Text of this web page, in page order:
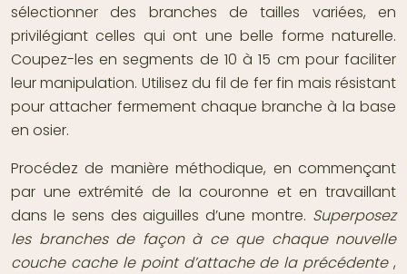
sélectionner des branches de tailles variées, en
privilégiant celles qui ont une belle forme naturelle.
Coupez-les en segments de 10 à 15 cm pour faciliter
leur manipulation. Utilisez du fil de fer fin mais résistant
pour attacher fermement chaque branche à la base
en osier.
Procédez de manière méthodique, en commençant
par une extrémité de la couronne et en travaillant
dans le sens des aiguilles d’une montre. Superposez
les branches de façon à ce que chaque nouvelle
couche cache le point d’attache de la précédente ,